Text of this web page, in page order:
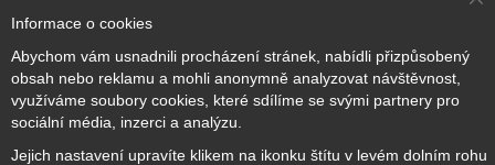
Přihlásit odběr
Informace o cookies
Abychom vám usnadnili procházení stránek, nabídli přizpůsobený
obsah nebo reklamu a mohli anonymně analyzovat návštěvnost,
využíváme soubory cookies, které sdílíme se svými partnery pro
sociální média, inzerci a analýzu.
Jejich nastavení upravíte klikem na ikonku štítu v levém dolním rohu